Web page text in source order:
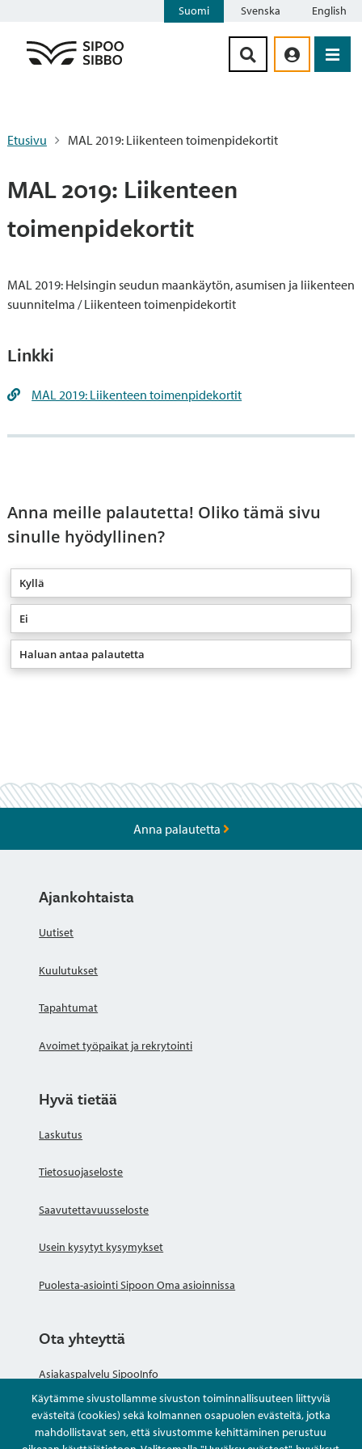
Suomi Svenska English
Etusivu MAL 2019: Liikenteen toimenpidekortit
MAL 2019: Liikenteen
toimenpidekortit
MAL 2019: Helsingin seudun maankäytön, asumisen ja liikenteen
suunnitelma / Liikenteen toimenpidekortit
Linkki
MAL 2019: Liikenteen toimenpidekortit
Anna meille palautetta! Oliko tämä sivu
sinulle hyödyllinen?
Kyllä
Ei
Haluan antaa palautetta
Käytämme sivustollamme sivuston toiminnallisuuteen liittyviä
evästeitä (cookies) sekä kolmannen osapuolen evästeitä, jotka
mahdollistavat sen, että sivustomme kehittäminen perustuu
Anna palautetta
Ajankohtaista
Uutiset
Kuulutukset
Tapahtumat
Avoimet työpaikat ja rekrytointi
Hyvä tietää
Laskutus
Tietosuojaseloste
Saavutettavuusseloste
Usein kysytyt kysymykset
Puolesta-asiointi Sipoon Oma asioinnissa
Ota yhteyttä
Asiakaspalvelu SipooInfo
Anna palautetta nimettömästi